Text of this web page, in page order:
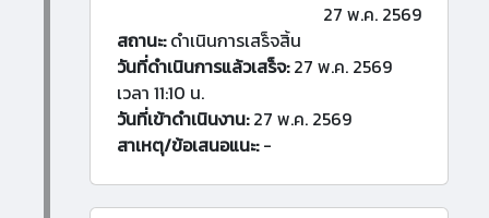
27 พ.ค. 2569
สถานะ:ดำเนินการเสร็จสิ้น
วันที่ดำเนินการแล้วเสร็จ:27 พ.ค. 2569
เวลา 11:10 น.
วันที่เข้าดำเนินงาน:27 พ.ค. 2569
สาเหตุ/ข้อเสนอแนะ:-